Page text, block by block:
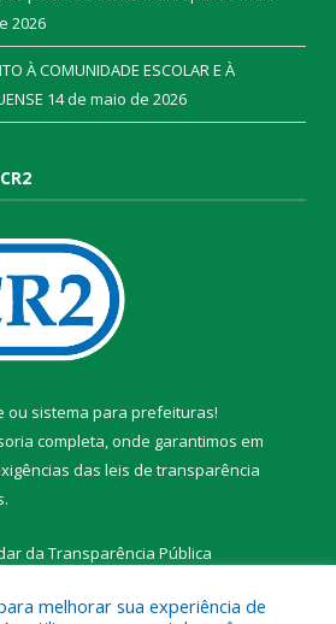
2026
À COMUNIDADE ESCOLAR E À
14 de maio de 2026
ou sistema para prefeituras!
completa, onde garantimos em
das leis de transparência
da Transparência Pública
melhorar sua experiência de